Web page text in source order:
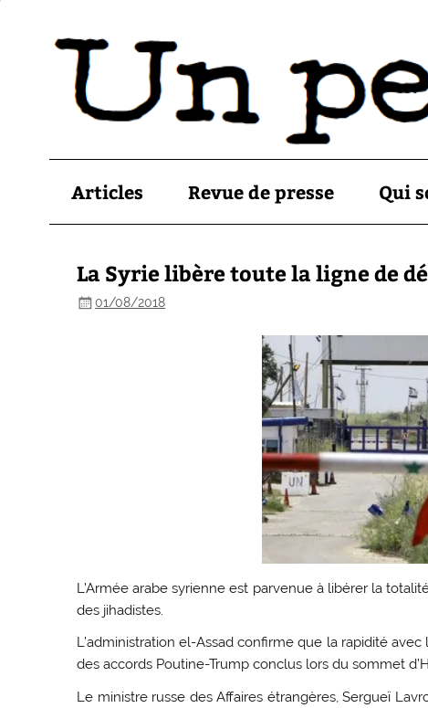
Articles Revue de presse Qui
La Syrie libère toute la ligne de
01/08/2018
L’Armée arabe syrienne est parvenue à libérer la
des jihadistes.
L’administration el-Assad confirme que la rapidité
des accords Poutine-Trump conclus lors du sommet
Le ministre russe des Affaires étrangères, Sergueï